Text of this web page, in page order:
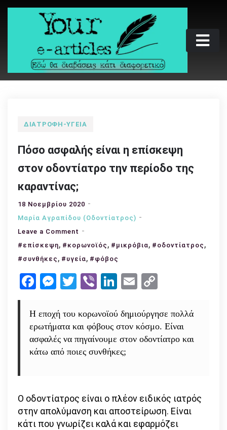
Skip
Your e-articles
Εδώ θα διαβάσεις κάτι διαφορετικό
ΔΙΑΤΡΟΦΉ-ΥΓΕΊΑ
Πόσο ασφαλής είναι η επίσκεψη
στον οδοντίατρο την περίοδο της
καραντίνας;
18 Νοεμβρίου 2020
Μαρία Αγραπίδου (Οδοντίατρος)
Leave a Comment on
Πόσο
ασφαλής
οδοντίατρο
την
περίοδο
της
#επίσκεψη, #κορωνοϊός , #μικρόβια, #οδοντίατρος ,
#συνθήκες , #υγεία, #φόβος
Facebook
Messenger
Twitter
ViberLinkedIn
Email
Η εποχή του κορωνοϊού δημιούργησε πολλά
ερωτήματα και φόβους στον κόσμο. Είναι
ασφαλές να πηγαίνουμε στον οδοντίατρο και
κάτω από ποιες συνθήκες;
Ο οδοντίατρος είναι ο πλέον ειδικός ιατρός
στην απολύμανση και αποστείρωση. Είναι
κάτι που γνωρίζει καλά και εφαρμόζει